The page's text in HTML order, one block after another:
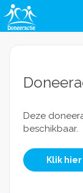
Deze
beschikbaar.
Klik